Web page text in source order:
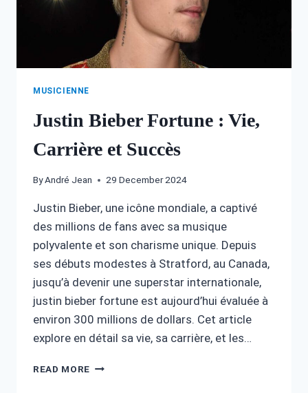
MUSICIENNE
Justin Bieber Fortune : Vie,
Carrière et Succès
ByAndré Jean 29 December 2024
Justin Bieber, une icône mondiale, a captivé
des millions de fans avec sa musique
polyvalente et son charisme unique. Depuis
ses débuts modestes à Stratford, au Canada,
jusqu’à devenir une superstar internationale,
justin bieber fortune est aujourd’hui évaluée à
environ 300 millions de dollars. Cet article
explore en détail sa vie, sa carrière, et les…
READ MORE JUSTIN